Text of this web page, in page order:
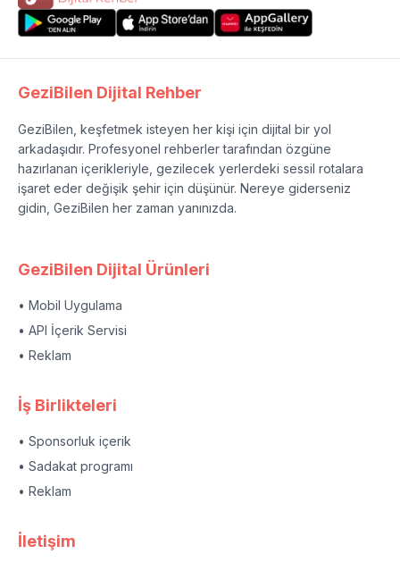
GeziBilen Dijital Rehber
GeziBilen, keşfetmek isteyen her kişi için dijital bir yol
arkadaşıdır. Profesyonel rehberler tarafından özgüne
hazırlanan içerikleriyle, gezilecek yerlerdeki sessil rotalara
işaret eder değişik şehir için düşünür. Nereye giderseniz
gidin, GeziBilen her zaman yanınızda.
GeziBilen Dijital Ürünleri
• Mobil Uygulama
• API İçerik Servisi
• Reklam
İş Birlikteleri
• Sponsorluk içerik
• Sadakat programı
• Reklam
İletişim